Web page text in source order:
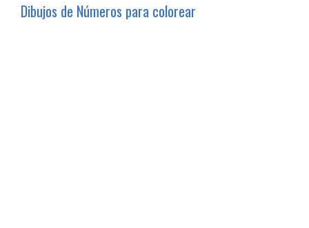
Dibujos de Números para colorear